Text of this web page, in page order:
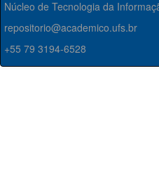
Núcleo de Tecnologia da
repositorio@academico.ufs.br
+55 79 3194-6528